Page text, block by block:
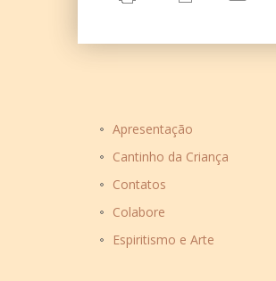
Apresentação
Cantinho da Criança
Contatos
Colabore
Espiritismo e Arte